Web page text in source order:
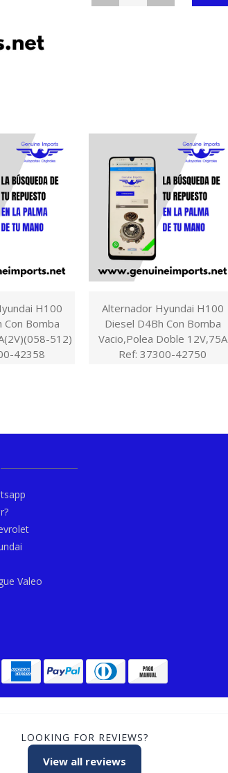
H100
Con Bomba
512)
42358
Alternador Hyundai H100
Diesel D4Bh Con Bomba
Vacio,Polea Doble 12V,75A
Ref: 37300-42750
Valeo
LOOKING FOR REVIEWS?
View all reviews